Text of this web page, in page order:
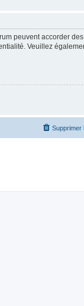
peuvent accorder
Veuillez
Supprimer